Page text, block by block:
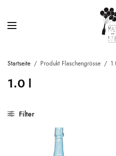
Startseite / Produkt Flaschengrösse /
1.0 l
Filter